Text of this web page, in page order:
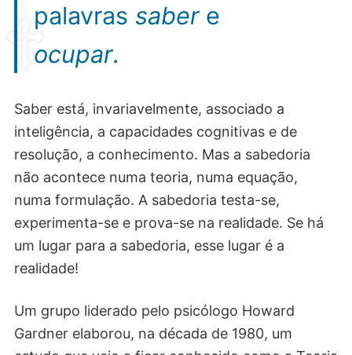
palavras saber e
ocupar.
Saber está, invariavelmente, associado a
inteligência, a capacidades cognitivas e de
resolução, a conhecimento. Mas a sabedoria
não acontece numa teoria, numa equação,
numa formulação. A sabedoria testa-se,
experimenta-se e prova-se na realidade. Se há
um lugar para a sabedoria, esse lugar é a
realidade!
Um grupo liderado pelo psicólogo Howard
Gardner elaborou, na década de 1980, um